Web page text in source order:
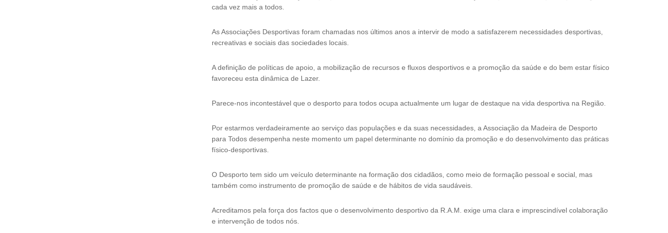
cada vez mais a todos.
As Associações Desportivas foram chamadas nos últimos anos a intervir de modo a satisfazerem necessidades desportivas,
recreativas e sociais das sociedades locais.
A definição de políticas de apoio, a mobilização de recursos e fluxos desportivos e a promoção da saúde e do bem estar físico
favoreceu esta dinâmica de Lazer.
Parece-nos incontestável que o desporto para todos ocupa actualmente um lugar de destaque na vida desportiva na Região.
Por estarmos verdadeiramente ao serviço das populações e da suas necessidades, a Associação da Madeira de Desporto
para Todos desempenha neste momento um papel determinante no domínio da promoção e do desenvolvimento das práticas
físico-desportivas.
O Desporto tem sido um veículo determinante na formação dos cidadãos, como meio de formação pessoal e social, mas
também como instrumento de promoção de saúde e de hábitos de vida saudáveis.
Acreditamos pela força dos factos que o desenvolvimento desportivo da R.A.M. exige uma clara e imprescindível colaboração
e intervenção de todos nós.